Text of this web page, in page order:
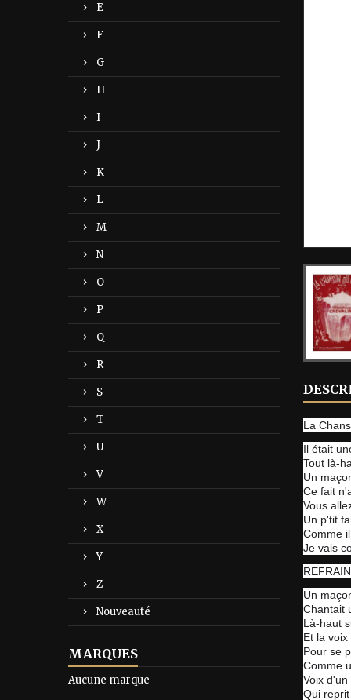
E
F
G
H
I
J
K
L
M
N
O
P
Q
R
S
T
U
V
W
X
Y
Z
Nouveauté
MARQUES
Aucune marque
La
Il était
Tout là-
Un
Ce fait
Vous
Un p'tit
Comme
Je vais
REFRAIN
Un
Chantait
Là-haut
Et la
Pour se
Comme
Voix
Qui